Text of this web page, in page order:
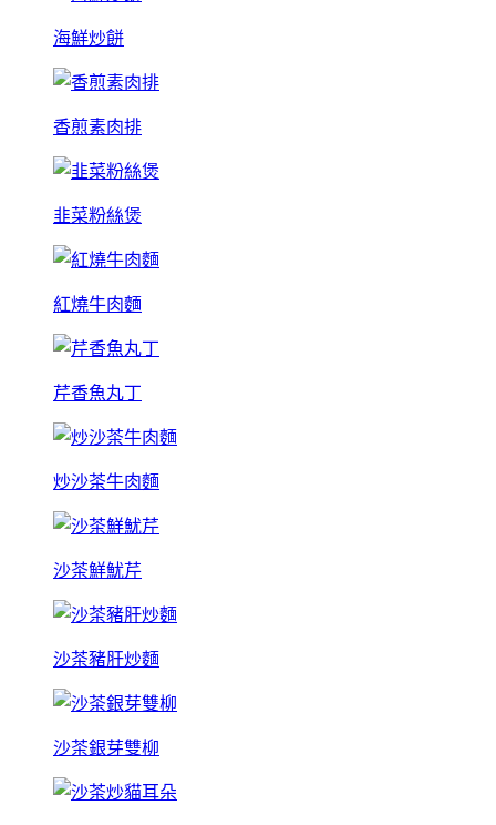
海鮮炒餅
香煎素肉排
韭菜粉絲煲
紅燒牛肉麵
芹香魚丸丁
炒沙茶牛肉麵
沙茶鮮魷芹
沙茶豬肝炒麵
沙茶銀芽雙柳